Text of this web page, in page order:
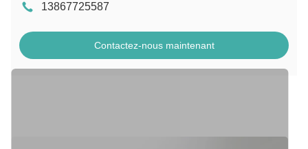
13867725587
Contactez-nous maintenant